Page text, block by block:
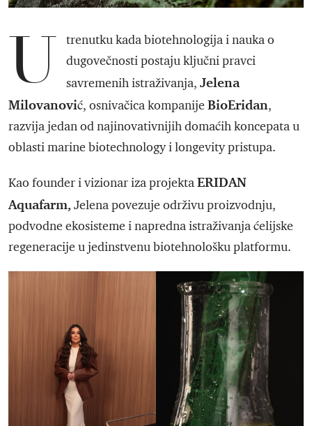
U
trenutku kada biotehnologija i nauka o
dugovečnosti postaju ključni pravci
savremenih istraživanja, Jelena
Milovanović, osnivačica kompanije BioEridan,
razvija jedan od najinovativnijih domaćih koncepata u
oblasti marine biotechnology i longevity pristupa.
Kao founder i vizionar iza projektaERIDAN
Aquafarm,Jelena povezuje održivu proizvodnju,
podvodne ekosisteme i napredna istraživanja ćelijske
regeneracije u jedinstvenu biotehnološku platformu.